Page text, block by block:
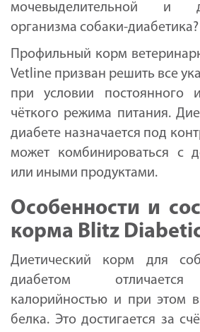
мочевыделительной и
организма собаки-диабетика?
Профильный корм
Vetline призван решить все
при условии постоянного
чёткого режима питания.
диабете назначается под
может комбинироваться с
или иными продуктами.
Особенности и
корма Blitz
Диетический корм для
диабетом
калорийностью и при этом
белка. Это достигается за